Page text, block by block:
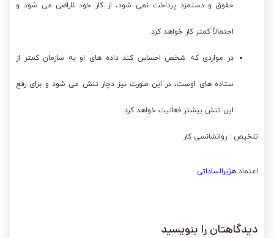
حقوق و دستمزد پرداخت نمی شود، از کار خود ناراضی می شود و
احتمالاً کمتر کار خواهد کرد.
در مواردی که شخص احساس کند داده های او به سازمان کمتر از
ستاده های اوست، در این صورت نیز دچار تنش می شود و برای رفع
این تنش بیشتر فعالیت خواهد کرد.
تلخیص : روانشانسی کار
اعتماد هژبرالساداتی
دیدگاهتان را بنویسید